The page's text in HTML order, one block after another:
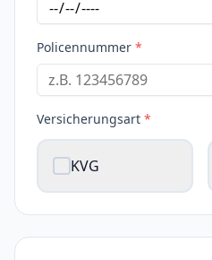
Policennummer *
Versicherungsart *
KVG